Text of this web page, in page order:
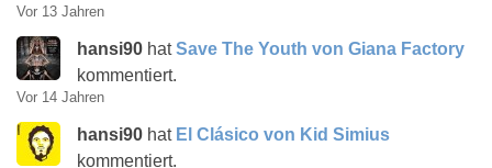
Vor 13 Jahren
hansi90 hatSave The Youth von Giana Factory
kommentiert.
Vor 14 Jahren
hansi90 hat El Clásico von Kid Simius
kommentiert.